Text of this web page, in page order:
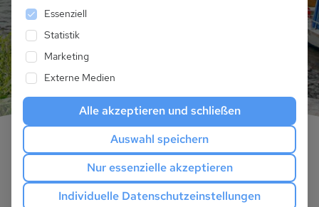
Jetzt alle Unterkünfte entdecken
Ausgesuchte Objekte, alle persönlich
besichtigt
Es folgt eine Liste der Service-Gruppen, für die
Essenziell
Statistik
Marketing
Externe Medien
Alle akzeptieren und schließen
Auswahl speichern
Nur essenzielle akzeptieren
Individuelle Datenschutzeinstellungen